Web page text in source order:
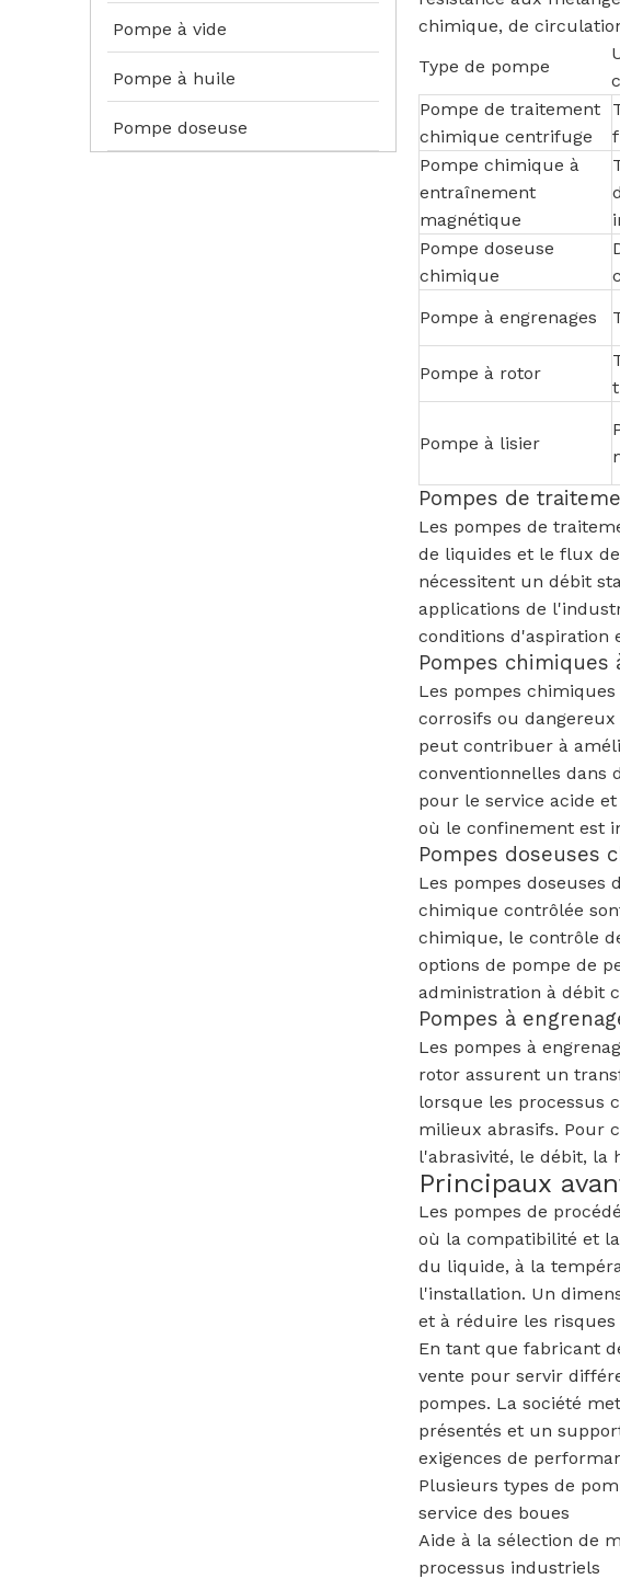
Pompe à vide
Pompe à huile
Pompe doseuse
chimique, de
Type de pompe
Pompe de traitement
chimique centrifuge
Pompe chimique à
entraînement
magnétique
Pompe doseuse
chimique
Pompe à engrenages
Pompe à rotor
Pompe à lisier
Pompes de
Les pompes de
de liquides et le flux
nécessitent un débit
applications de
conditions d'aspiration
Pompes
Les pompes
corrosifs ou
peut contribuer à
conventionnelles dans
pour le service acide
où le confinement est
Pompes doseuses
Les pompes doseuses
chimique contrôlée
chimique, le contrôle
options de pompe de
administration à débit
Pompes à
Les pompes à
rotor assurent un
lorsque les processus
milieux abrasifs. Pour
l'abrasivité, le débit, la
Principaux
Les pompes de
où la compatibilité et
du liquide, à la
l'installation. Un
et à réduire les
En tant que fabricant
vente pour servir
pompes. La société
présentés et un
exigences de
Plusieurs types de
service des boues
Aide à la sélection de
processus industriels